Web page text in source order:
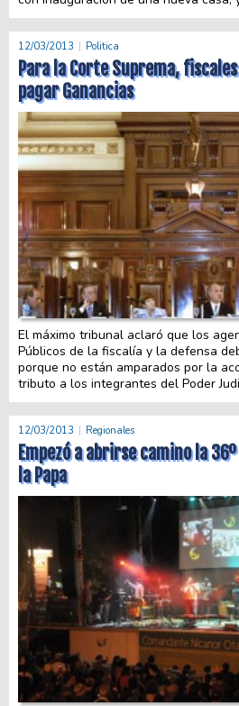
12/03/2013 Politica
Para la Corte Suprema,
pagar Ganancias
El máximo tribunal aclaró que los
Públicos de la fiscalía y la defensa
porque no están amparados por la
tributo a los integrantes del Poder
12/03/2013 Regionales
Empezó a abrirse camino la
la Papa